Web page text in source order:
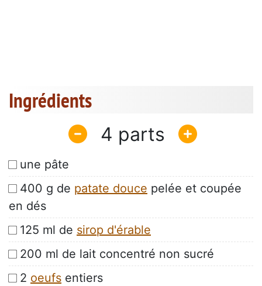
Ingrédients
4
une pâte
400 g de patate douce pelée et coupée
en dés
125 ml de sirop d'érable
200 ml de lait concentré non sucré
2 oeufs entiers